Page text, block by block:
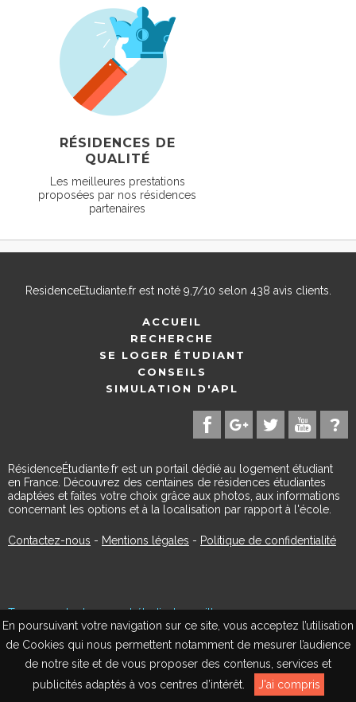
En poursuivant votre navigation sur ce site, vous acceptez l’utilisation
de Cookies qui nous permettent notamment de mesurer l’audience
de notre site et de vous proposer des contenus, services et
publicités adaptés à vos centres d’intérêt.
J'ai compris
RÉSIDENCES DE
QUALITÉ
Les meilleures prestations
proposées par nos résidences
partenaires
ResidenceEtudiante.frest noté 9,7/10 selon 438 avis clients.
ACCUEIL
RECHERCHE
SE LOGER ÉTUDIANT
CONSEILS
SIMULATION D'APL
RésidenceÉtudiante.fr est un portail dédié au logement étudiant
en France. Découvrez des centaines de résidences étudiantes
adaptées et faites votre choix grâce aux photos, aux informations
concernant les options et à la localisation par rapport à l'école.
Contactez-nous - Mentions légales - Politique de confidentialité
Trouvez votre logement étudiant par ville
Orléans
Nimes
Avignon